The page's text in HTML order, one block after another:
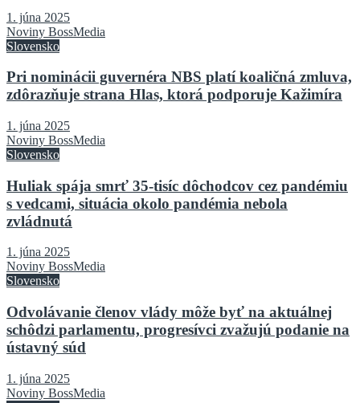
1. júna 2025
Noviny BossMedia
Slovensko
Pri nominácii guvernéra NBS platí koaličná zmluva,
zdôrazňuje strana Hlas, ktorá podporuje Kažimíra
1. júna 2025
Noviny BossMedia
Slovensko
Huliak spája smrť 35-tisíc dôchodcov cez pandémiu
s vedcami, situácia okolo pandémia nebola
zvládnutá
1. júna 2025
Noviny BossMedia
Slovensko
Odvolávanie členov vlády môže byť na aktuálnej
schôdzi parlamentu, progresívci zvažujú podanie na
ústavný súd
1. júna 2025
Noviny BossMedia